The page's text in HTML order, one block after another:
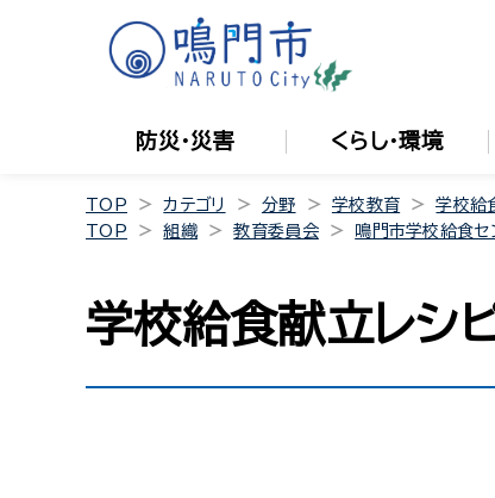
防災・災害 くらし・環境
TOP カテゴリ 分野 学校教育
学校給
TOP
組織 教育委員会 鳴門市学校給食セ
学校給食献立レシ